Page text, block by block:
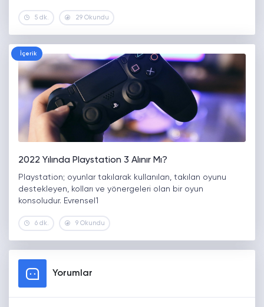
5 dk. 29 Okundu
İçerik
2022 Yılında Playstation 3 Alınır Mı?
Playstation; oyunlar takılarak kullanılan, takılan oyunu
destekleyen, kolları ve yönergeleri olan bir oyun
konsoludur. Evrensel1
6 dk. 9 Okundu
Yorumlar